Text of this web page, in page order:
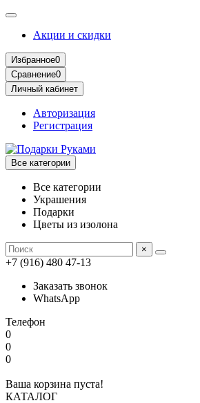
Акции и скидки
Избранное0
Сравнение0
Личный кабинет
Авторизация
Регистрация
Все категории
Все категории
Украшения
Подарки
Цветы из изолона
×
+7 (916) 480 47-13
Заказать звонок
WhatsApp
Телефон
0
0
0
Ваша корзина пуста!
КАТАЛОГ